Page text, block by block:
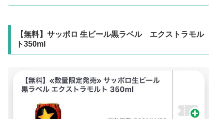
【無料】サッポロ 生ビール黒ラベル エクストラモル
ト350ml